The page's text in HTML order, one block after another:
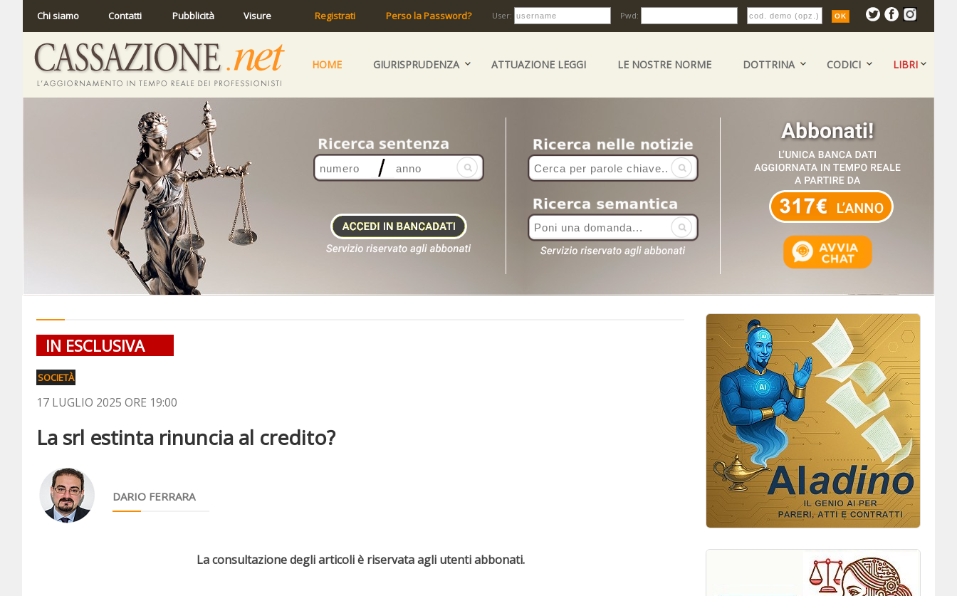
Chi siamo Contatti Pubblicità Visure Registrati Perso la Password? User: Pwd:
HOME GIURISPRUDENZA ATTUAZIONE LEGGI LE NOSTRE NORME DOTTRINA CODICI LIBRI
IN ESCLUSIVA
SOCIETÀ
17 LUGLIO 2025 ORE 19:00
La srl estinta rinuncia al credito?
DARIO FERRARA
La consultazione degli articoli è riservata agli utenti abbonati.